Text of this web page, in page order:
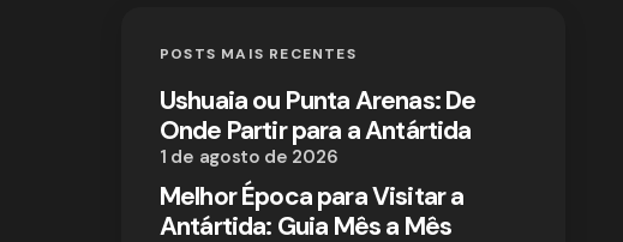
POSTS MAIS RECENTES
Ushuaia ou Punta Arenas: De
Onde Partir para a Antártida
1 de agosto de 2026
Melhor Época para Visitar a
Antártida: Guia Mês a Mês